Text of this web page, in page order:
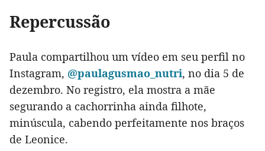
Repercussão
Paula compartilhou um vídeo em seu perfil no
Instagram, @paulagusmao_nutri, no dia 5 de
dezembro. No registro, ela mostra a mãe
segurando a cachorrinha ainda filhote,
minúscula, cabendo perfeitamente nos braços
de Leonice.